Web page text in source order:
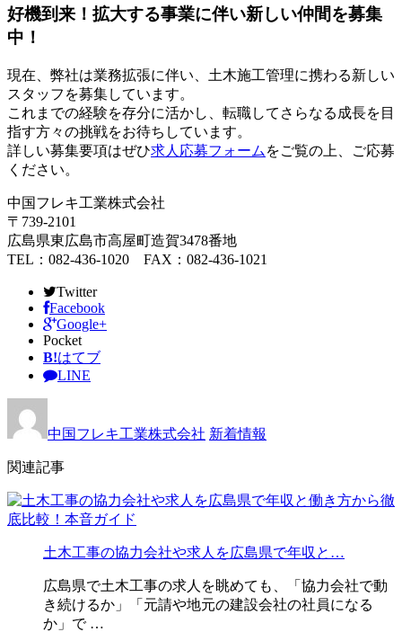
好機到来！拡大する事業に伴い新しい仲間を募集
中！
現在、弊社は業務拡張に伴い、土木施工管理に携わる新しい
スタッフを募集しています。
これまでの経験を存分に活かし、転職してさらなる成長を目
指す方々の挑戦をお待ちしています。
詳しい募集要項はぜひ求人応募フォーム をご覧の上、ご応募
ください。
中国フレキ工業株式会社
〒739-2101
広島県東広島市高屋町造賀3478番地
TEL：082-436-1020 FAX：082-436-1021
Twitter
Facebook
Google+
Pocket
B!はてブ
LINE
中国フレキ工業株式会社 新着情報
関連記事
土木工事の協力会社や求人を広島県で年収と…
広島県で土木工事の求人を眺めても、「協力会社で動
き続けるか」「元請や地元の建設会社の社員になる
か」で …